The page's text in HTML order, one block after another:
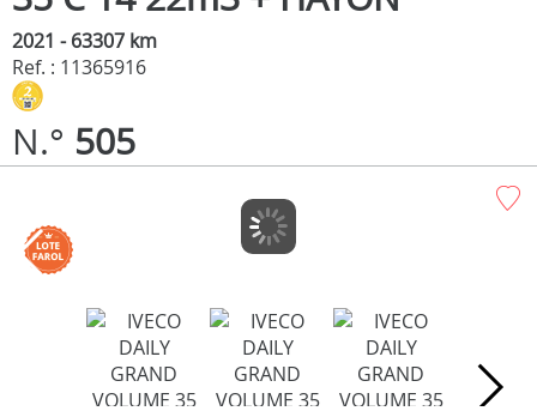
2021 - 63307 km
Ref. : 11365916
N.° 505